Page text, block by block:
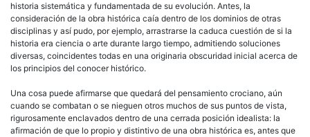
historia sistemática y fundamentada de su evolución. Antes, la
consideración de la obra histórica caía dentro de los dominios de otras
disciplinas y así pudo, por ejemplo, arrastrarse la caduca cuestión de si la
historia era ciencia o arte durante largo tiempo, admitiendo soluciones
diversas, coincidentes todas en una originaria obscuridad inicial acerca de
los principios del conocer histórico.
Una cosa puede afirmarse que quedará del pensamiento crociano, aún
cuando se combatan o se nieguen otros muchos de sus puntos de vista,
rigurosamente enclavados dentro de una cerrada posición idealista: la
afirmación de que lo propio y distintivo de una obra histórica es, antes que